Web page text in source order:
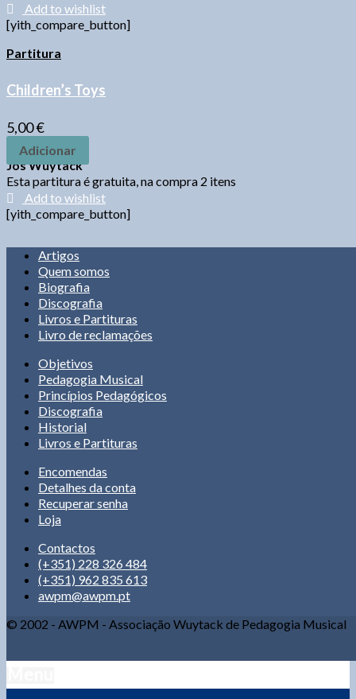
Add to wishlist
[yith_compare_button]
Partitura
Children’s Toys
5,00€
Adicionar
Jos Wuytack
Esta partitura é gratuita, na compra 2 itens
Add to wishlist
[yith_compare_button]
Artigos
Quem somos
Biografia
Discografia
Livros e Partituras
Livro de reclamações
Objetivos
Pedagogia Musical
Princípios Pedagógicos
Discografia
Historial
Livros e Partituras
Encomendas
Detalhes da conta
Recuperar senha
Loja
Contactos
(+351) 228 326 484
(+351) 962 835 613
awpm@awpm.pt
© 2002 - AWPM - Associação Wuytack de Pedagogia Musical